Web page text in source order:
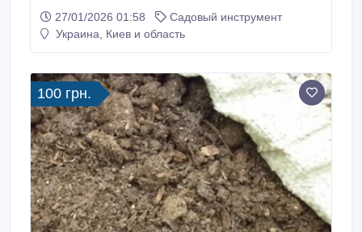
МК-5236Тc: потужність 3.6 кінських сил (2.7 кВт), 2-х
тактний двигун OHV, ріжуча система волосінь або
27/01/2026 01:58
Садовый инструмент
Украина, Киев и область
100 грн.